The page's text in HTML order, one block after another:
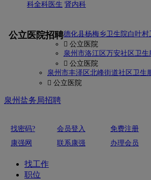
科全科医生 肾内科
公立医院招聘德化县杨梅乡卫生院白叶村
 公立医院
泉州市洛江区万安社区卫生
 公立医院
泉州市丰泽区北峰街道社区卫生
 公立医院
泉州盐务局招聘
找密码? 会员登入 免费注册
康强网
联系康强 办理会员
找工作
职位